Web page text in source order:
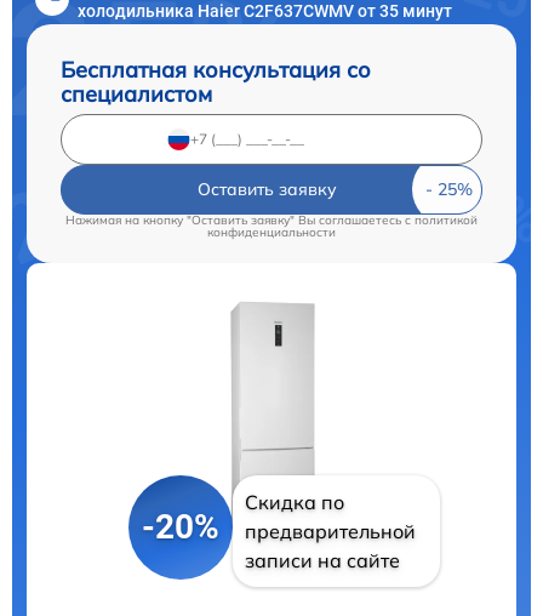
холодильника Haier C2F637CWMV от 35 минут
Бесплатная консультация со
специалистом
Оставить заявку
Нажимая на кнопку "Оставить заявку" Вы соглашаетесь cполитикой
конфиденциальности
-20%
Скидка по
предварительной
записи на сайте